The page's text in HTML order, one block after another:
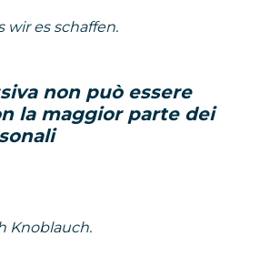
wir es schaffen.
non può essere
la maggior parte dei
Knoblauch.